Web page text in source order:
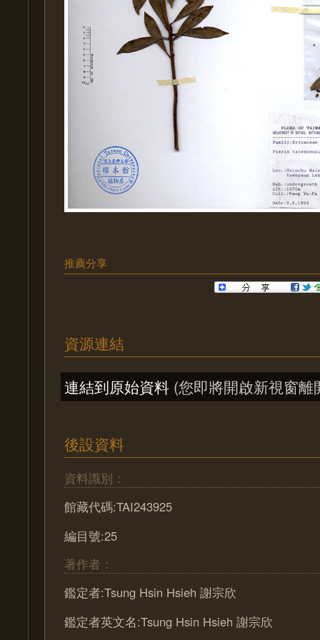
推薦分享
資源連結
連結到原始資料 (您即將開啟新視窗離
後設資料
資料識別：
館藏代碼:TAI243925
編目號:25
著作者：
鑑定者:Tsung Hsin Hsieh 謝宗欣
鑑定者英文名:Tsung Hsin Hsieh 謝宗欣